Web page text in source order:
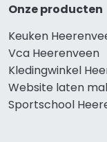
Onze producten
Keuken
Vca Heerenveen
Kledingwinkel
Website laten
Sportschool